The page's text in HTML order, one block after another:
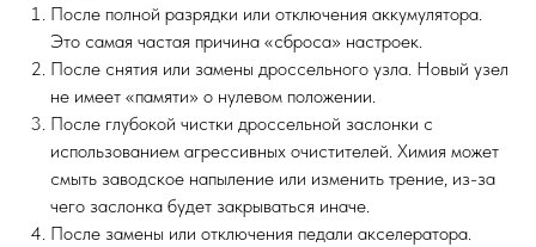
После полной разрядки или отключения аккумулятора.
Это самая частая причина «сброса» настроек.
После снятия или замены дроссельного узла. Новый узел
не имеет «памяти» о нулевом положении.
После глубокой чистки дроссельной заслонки с
использованием агрессивных очистителей. Химия может
смыть заводское напыление или изменить трение, из-за
чего заслонка будет закрываться иначе.
После замены или отключения педали акселератора.